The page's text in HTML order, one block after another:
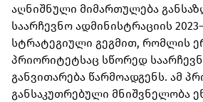
აღნიშნული მიმართულება
საარჩევნო ადმინისტრაციის
სტრატეგიული გეგმით, რომლის
პრიორიტეტსაც სწორედ
განვითარება წარმოადგენს. ამ
განსაკუთრებული მნიშვნელობა